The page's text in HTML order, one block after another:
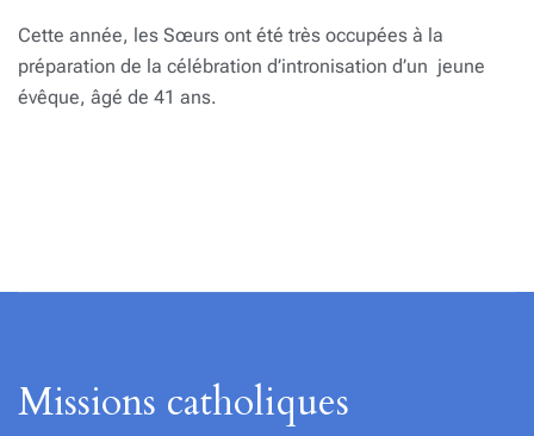
Cette année, les Sœurs ont été très occupées à la
préparation de la célébration d’intronisation d’un jeune
évêque, âgé de 41 ans.
Missions catholiques